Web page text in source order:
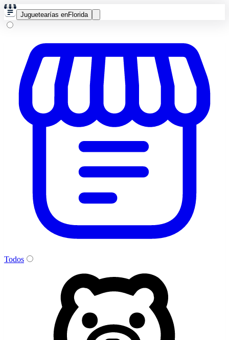
Juguetearías enFlorida
Todos